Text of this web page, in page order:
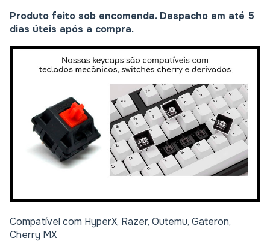
Produto feito sob encomenda. Despacho em até 5
dias úteis após a compra.
Compatível com HyperX, Razer, Outemu, Gateron,
Cherry MX